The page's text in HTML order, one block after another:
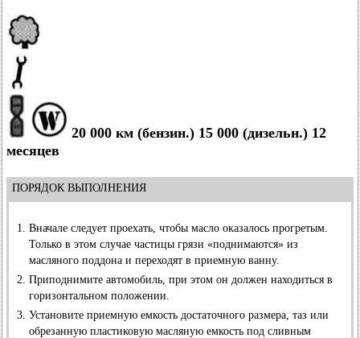
20 000 км (бензин.) 15 000 (дизельн.) 12
месяцев
ПОРЯДОК ВЫПОЛНЕНИЯ
Вначале следует проехать, чтобы масло оказалось прогретым.
Только в этом случае частицы грязи «поднимаются» из
масляного поддона и переходят в приемную ванну.
Приподнимите автомобиль, при этом он должен находиться в
горизонтальном положении.
Установите приемную емкость достаточного размера, таз или
обрезанную пластиковую масляную емкость под сливным